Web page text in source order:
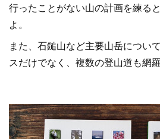
行ったことがない山の計画を練る
よ。
また、石鎚山など主要山岳につい
スだけでなく、複数の登山道も網